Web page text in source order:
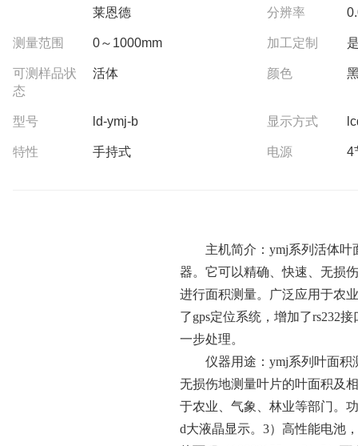
莱恩德
分辨率
测量范围 0～1000mm 加工定制
可测样品状
态
活体 颜色
型号 ld-ymj-b 显示方式
特性 手持式 电源 4
主机简介：ymj系列活体
器。它可以精确、快速、无损
进行面积测量。广泛应用于农
了gps定位系统，增加了rs232
一步处理。
仪器用途：ymj系列叶面
无损伤地测量叶片的叶面积及
于农业、气象、林业等部门。
d大液晶显示。3）高性能电池